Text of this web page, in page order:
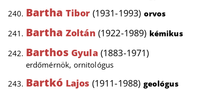
Bartha Tibor (1931-1993) orvos
Bartha Zoltán (1922-1989) kémikus
Barthos Gyula (1883-1971)
erdőmérnök, ornitológus
Bartkó Lajos (1911-1988) geológus